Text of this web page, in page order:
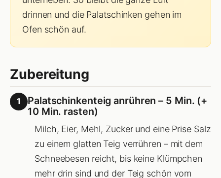
drinnen und die Palatschinken gehen im
Ofen schön auf.
Zubereitung
1
Palatschinkenteig anrühren – 5 Min. (+
10 Min. rasten)
Milch, Eier, Mehl, Zucker und eine Prise Salz
zu einem glatten Teig verrühren – mit dem
Schneebesen reicht, bis keine Klümpchen
mehr drin sind und der Teig schön vom